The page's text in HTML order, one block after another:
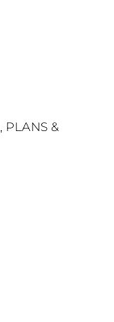
, PLANS &